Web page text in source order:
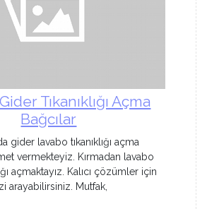
Tıkanıklığı Açma
Bağcılar
gider lavabo tıkanıklığı açma
vermekteyiz. Kırmadan lavabo
açmaktayız. Kalıcı çözümler için
arayabilirsiniz. Mutfak,